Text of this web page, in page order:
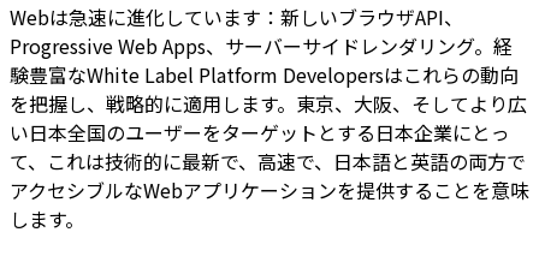
Webは急速に進化しています：新しいブラウザAPI、
Progressive Web Apps、サーバーサイドレンダリング。経
験豊富なWhite Label Platform Developersはこれらの動向
を把握し、戦略的に適用します。東京、大阪、そしてより広
い日本全国のユーザーをターゲットとする日本企業にとっ
て、これは技術的に最新で、高速で、日本語と英語の両方で
アクセシブルなWebアプリケーションを提供することを意味
します。